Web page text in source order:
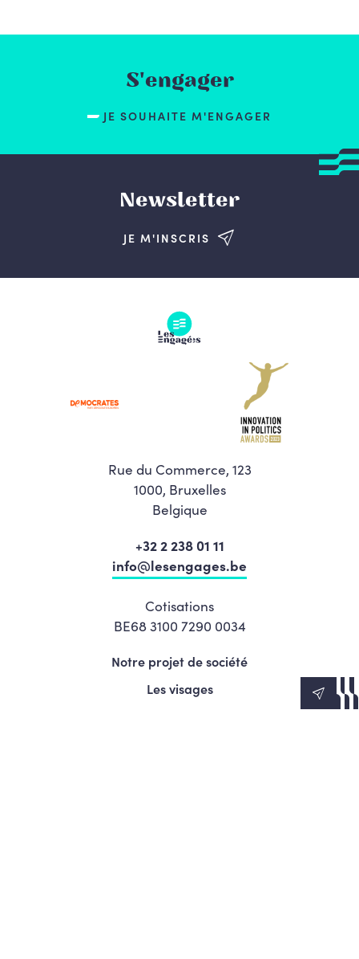
S'engager
JE SOUHAITE M'ENGAGER
Newsletter
JE M'INSCRIS
Rue du Commerce, 123
1000, Bruxelles
Belgique
+32 2 238 01 11
info@lesengages.be
Cotisations
BE68 3100 7290 0034
Notre projet de société
Les visages